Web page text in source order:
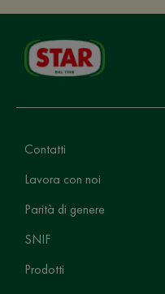
Contatti
Lavora con noi
Parità di genere
SNIF
Prodotti